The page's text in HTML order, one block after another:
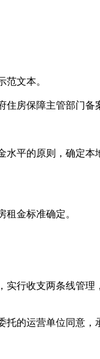
文本。
房保障主管部门备
平的原则，确定本
金标准确定。
行收支两条线管理
的运营单位同意，